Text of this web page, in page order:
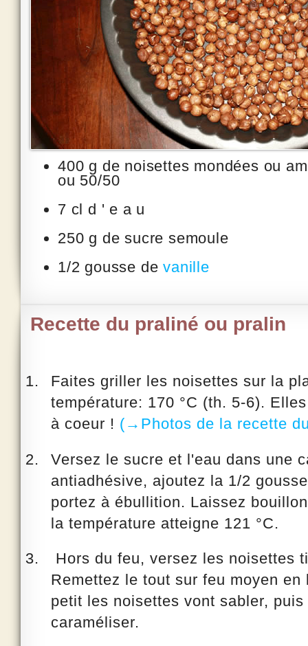
400 g de noisettes mondées ou
ou 50/50
7 cl d ' e a u
250 g de sucre semoule
1/2 gousse devanille
Recette du praliné ou pralin
Faites griller les noisettes sur la
température: 170 °C (th. 5-6).
à coeur ! (→Photos de la recette
Versez le sucre et l'eau dans une
antiadhésive, ajoutez la 1/2
portez à ébullition. Laissez
la température atteigne 121 °C.
Hors du feu, versez les noisettes
Remettez le tout sur feu moyen
petit les noisettes vont sabler,
caraméliser.